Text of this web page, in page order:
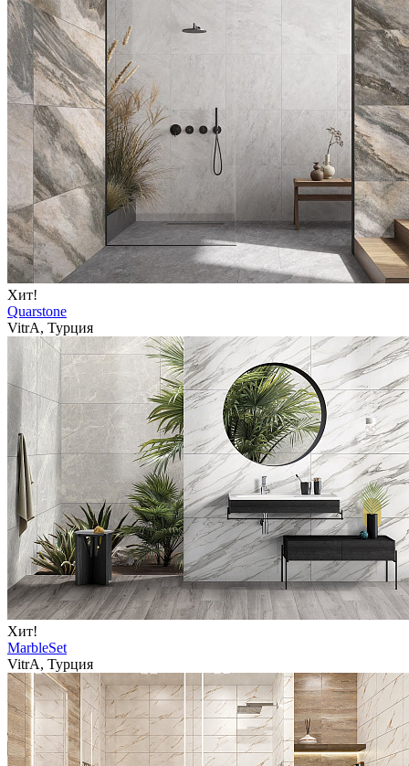
Хит!
Quarstone
VitrA, Турция
Хит!
MarbleSet
VitrA, Турция